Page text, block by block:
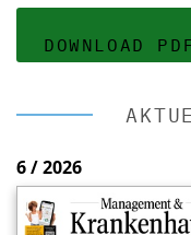
DOWNLOAD
6 / 2026